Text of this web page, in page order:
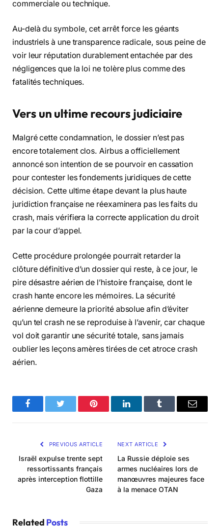
commerciale ou technique.
Au-delà du symbole, cet arrêt force les géants
industriels à une transparence radicale, sous peine de
voir leur réputation durablement entachée par des
négligences que la loi ne tolère plus comme des
fatalités techniques.
Vers un ultime recours judiciaire
Malgré cette condamnation, le dossier n’est pas
encore totalement clos. Airbus a officiellement
annoncé son intention de se pourvoir en cassation
pour contester les fondements juridiques de cette
décision. Cette ultime étape devant la plus haute
juridiction française ne réexaminera pas les faits du
crash, mais vérifiera la correcte application du droit
par la cour d’appel.
Cette procédure prolongée pourrait retarder la
clôture définitive d’un dossier qui reste, à ce jour, le
pire désastre aérien de l’histoire française, dont le
crash hante encore les mémoires. La sécurité
aérienne demeure la priorité absolue afin d’éviter
qu’un tel crash ne se reproduise à l’avenir, car chaque
vol doit garantir une sécurité totale, sans jamais
oublier les leçons amères tirées de cet atroce crash
aérien.
FacebookTwitter Pinterest LinkedInTumblr Email
PREVIOUS ARTICLE
Israël expulse trente sept
ressortissants français
après interception flottille
Gaza
NEXT ARTICLE
La Russie déploie ses
armes nucléaires lors de
manœuvres majeures face
à la menace OTAN
Related Posts